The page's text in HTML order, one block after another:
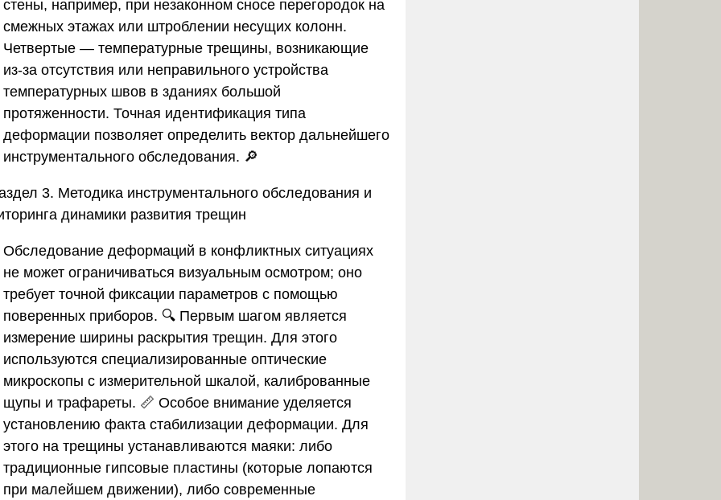
стены, например, при незаконном сносе перегородок на
смежных этажах или штроблении несущих колонн.
Четвертые — температурные трещины, возникающие
из-за отсутствия или неправильного устройства
температурных швов в зданиях большой
протяженности. Точная идентификация типа
деформации позволяет определить вектор дальнейшего
инструментального обследования. 🔎
3. Методика инструментального обследования и
динамики развития трещин
Обследование деформаций в конфликтных ситуациях
не может ограничиваться визуальным осмотром; оно
требует точной фиксации параметров с помощью
поверенных приборов. 🔍 Первым шагом является
измерение ширины раскрытия трещин. Для этого
используются специализированные оптические
микроскопы с измерительной шкалой, калиброванные
щупы и трафареты. 📏 Особое внимание уделяется
установлению факта стабилизации деформации. Для
этого на трещины устанавливаются маяки: либо
традиционные гипсовые пластины (которые лопаются
при малейшем движении), либо современные